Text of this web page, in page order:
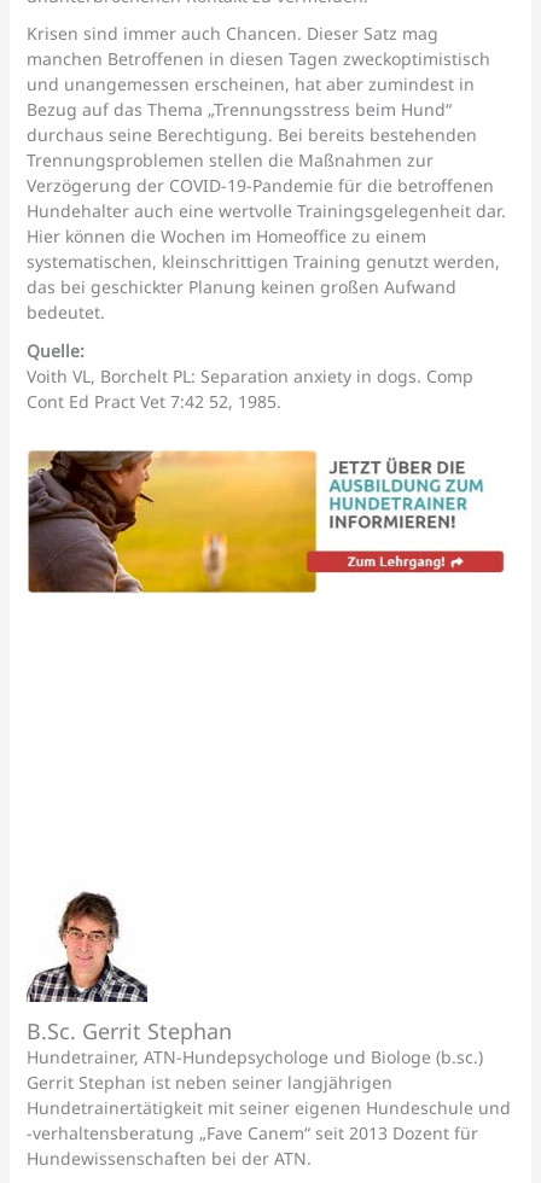
Krisen sind immer auch Chancen. Dieser Satz mag
manchen Betroffenen in diesen Tagen zweckoptimistisch
und unangemessen erscheinen, hat aber zumindest in
Bezug auf das Thema „Trennungsstress beim Hund“
durchaus seine Berechtigung. Bei bereits bestehenden
Trennungsproblemen stellen die Maßnahmen zur
Verzögerung der COVID-19-Pandemie für die betroffenen
Hundehalter auch eine wertvolle Trainingsgelegenheit dar.
Hier können die Wochen im Homeoffice zu einem
systematischen, kleinschrittigen Training genutzt werden,
das bei geschickter Planung keinen großen Aufwand
bedeutet.
Quelle:
Voith VL, Borchelt PL: Separation anxiety in dogs. Comp
Cont Ed Pract Vet 7:42 52, 1985.
B.Sc. Gerrit Stephan
Hundetrainer, ATN-Hundepsychologe und Biologe (b.sc.)
Gerrit Stephan ist neben seiner langjährigen
Hundetrainertätigkeit mit seiner eigenen Hundeschule und
-verhaltensberatung „Fave Canem“ seit 2013 Dozent für
Hundewissenschaften bei der ATN.